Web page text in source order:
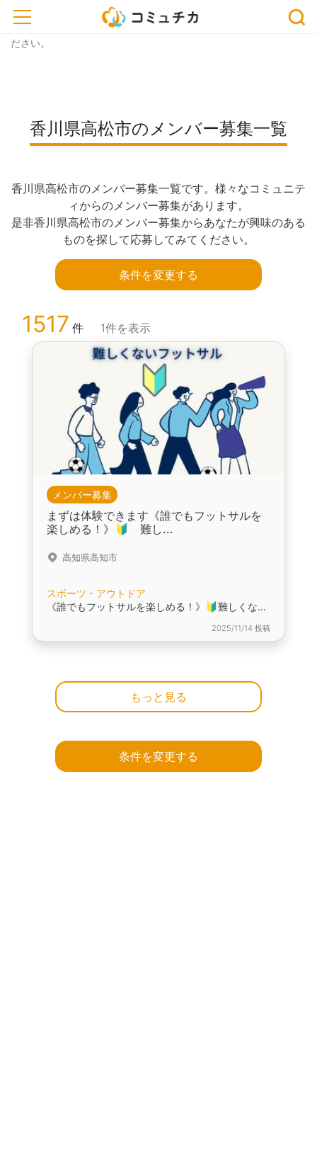
toggle navigation
※開催予定のイベントが中止・延期になっている場合がございま
す。おでかけ、またはお申込みの際は、事前に主催者にご確認く
ださい。
香川県高松市のメンバー募集一覧
香川県高松市のメンバー募集一覧です。様々なコミュニテ
ィからのメンバー募集があります。
是非香川県高松市のメンバー募集からあなたが興味のある
ものを探して応募してみてください。
条件を変更する
1517 件 1件を表示
メンバー募集
まずは体験できます《誰でもフットサルを
楽しめる！》🔰 難し...
高知県高知市
スポーツ・アウトドア
《誰でもフットサルを楽しめる！》🔰難しくない、シンプルなフットサル
2025/11/14 投稿
もっと見る
条件を変更する